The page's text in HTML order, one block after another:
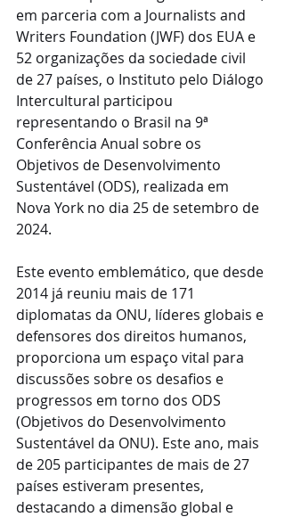
em parceria com a Journalists and
Writers Foundation (JWF) dos EUA e
52 organizações da sociedade civil
de 27 países, o Instituto pelo Diálogo
Intercultural participou
representando o Brasil na 9ª
Conferência Anual sobre os
Objetivos de Desenvolvimento
Sustentável (ODS), realizada em
Nova York no dia 25 de setembro de
2024.
Este evento emblemático, que desde
2014 já reuniu mais de 171
diplomatas da ONU, líderes globais e
defensores dos direitos humanos,
proporciona um espaço vital para
discussões sobre os desafios e
progressos em torno dos ODS
(Objetivos do Desenvolvimento
Sustentável da ONU). Este ano, mais
de 205 participantes de mais de 27
países estiveram presentes,
destacando a dimensão global e